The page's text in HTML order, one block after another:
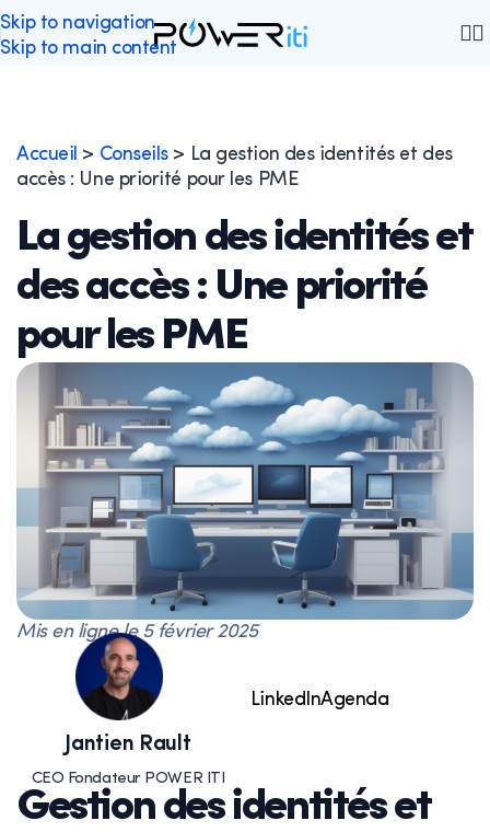
Skip to navigation
Skip to main content
Accueil > Conseils> La gestion des identités et des
accès : Une priorité pour les PME
La gestion des identités et
des accès : Une priorité
pour les PME
Mis en ligne le 5 février 2025
Jantien Rault
CEO Fondateur POWER ITI
LinkedInAgenda
Gestion des identités et